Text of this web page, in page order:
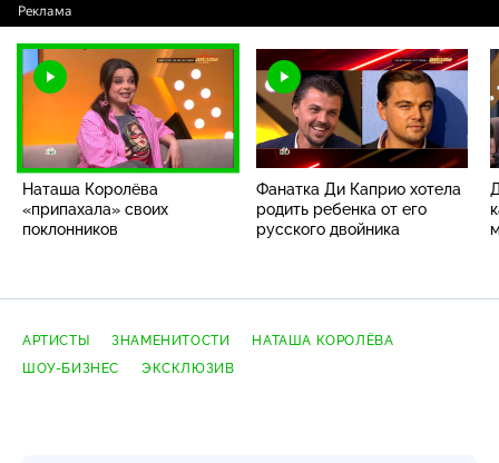
Наташа Королёва
«припахала» своих
поклонников
Фанатка Ди Каприо хотела
родить ребенка от его
русского двойника
АРТИСТЫ ЗНАМЕНИТОСТИ
НАТАША КОРОЛЁВА
ШОУ-БИЗНЕС
ЭКСКЛЮЗИВ